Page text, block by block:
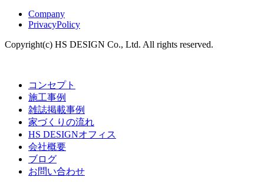
Company
PrivacyPolicy
Copyright(c) HS DESIGN Co., Ltd. All rights reserved.
コンセプト
施工事例
雑誌掲載事例
家づくりの流れ
HS DESIGNオフィス
会社概要
ブログ
お問い合わせ